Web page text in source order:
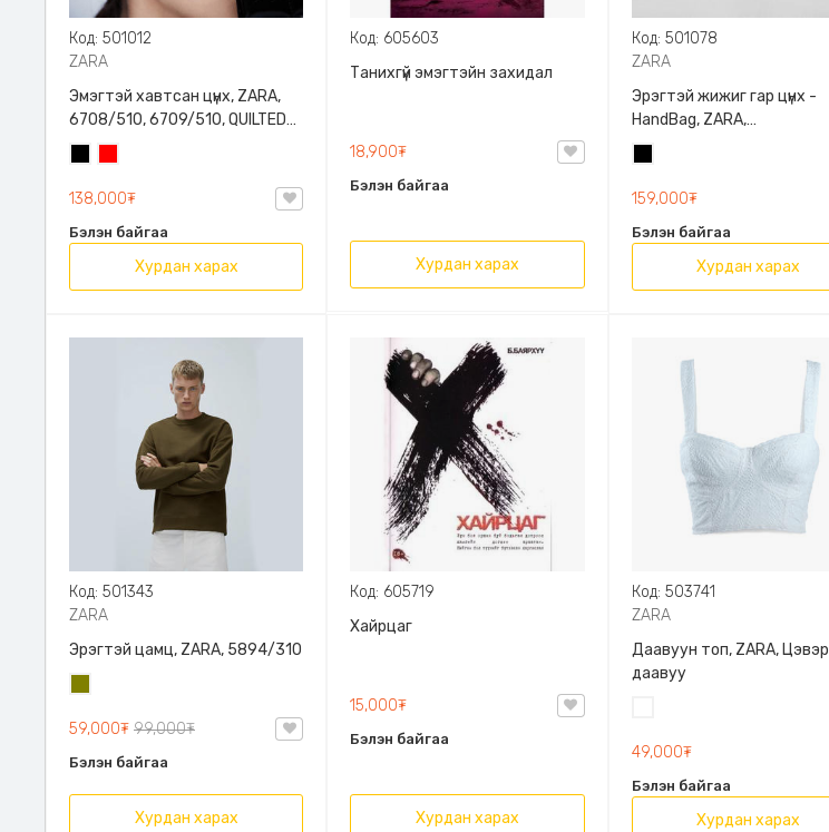
Код: 501012
ZARA
Эмэгтэй хавтсан цүнх, ZARA,
6708/510, 6709/510, QUILTED
CLUTCH BAGDETAILS, Лакан,
Гинжин оосортой
138,000₮
Бэлэн байгаа
Хурдан харах
Код: 605603
Танихгүй эмэгтэйн захидал
18,900₮
Бэлэн байгаа
Хурдан харах
Код: 501078
ZARA
Эрэгтэй жижиг гар цүнх -
HandBag, ZARA,
3720/005/040, PU арьс
159,000₮
Бэлэн байгаа
Хурдан харах
Код: 501343
ZARA
Эрэгтэй цамц, ZARA, 5894/310
59,000₮ 99,000₮
Бэлэн байгаа
Хурдан харах
Код: 605719
Хайрцаг
15,000₮
Бэлэн байгаа
Хурдан харах
Код: 503741
ZARA
Даавуун топ, ZARA, Цэвэр
даавуу
49,000₮
Бэлэн байгаа
Хурдан харах